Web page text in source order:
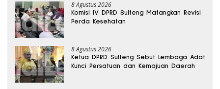
8 Agustus 2026
Komisi IV DPRD Sulteng Matangkan Revisi
Perda Kesehatan
8 Agustus 2026
Ketua DPRD Sulteng Sebut Lembaga Adat
Kunci Persatuan dan Kemajuan Daerah